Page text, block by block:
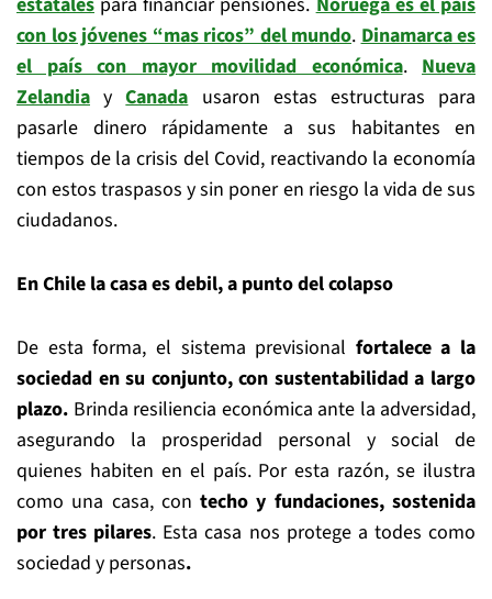
con los jóvenes “mas ricos” del mundo.Dinamarca es
el país con mayor movilidad económica. Nueva
Zelandia yCanadausaron estas estructuras para
pasarle dinero rápidamente a sus habitantes en
tiempos de la crisis del Covid, reactivando la economía
con estos traspasos y sin poner en riesgo la vida de sus
ciudadanos.
EnChile la casa es debil, a punto del colapso
De esta forma, el sistema previsional fortalece a la
sociedad en su conjunto, con sustentabilidad a largo
plazo. Brinda resiliencia económica ante la adversidad,
asegurando la prosperidad personal y social de
quienes habiten en el país. Por esta razón, se ilustra
como una casa, contecho y fundaciones, sostenida
por tres pilares. Esta casa nos protege a todes como
sociedad y personas.